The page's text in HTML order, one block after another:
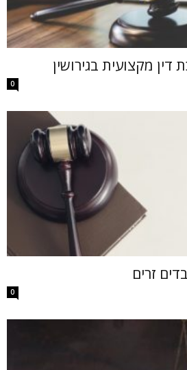
מקצועית בגירושין
0
זרים
0